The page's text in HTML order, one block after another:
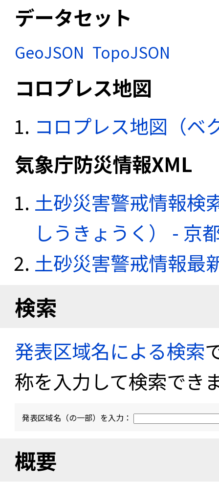
データセット
GeoJSON TopoJSON
コロプレス地図
コロプレス地図（ベ
気象庁防災情報XML
土砂災害警戒情報検
しうきょうく） - 京
土砂災害警戒情報最
検索
発表区域名による検索
称を入力して検索でき
発表区域名（の一部）を入力：
概要